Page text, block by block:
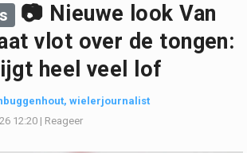
📷 Nieuwe look Van
vlot over de tongen:
heel veel lof
, wielerjournalist
12:20 | Reageer